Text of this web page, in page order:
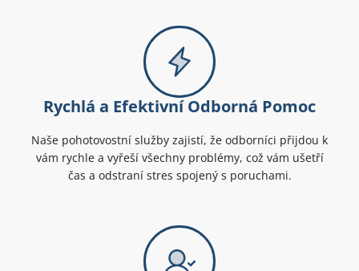
Rychlá a Efektivní Odborná Pomoc
Naše pohotovostní služby zajistí, že odborníci přijdou k
vám rychle a vyřeší všechny problémy, což vám ušetří
čas a odstraní stres spojený s poruchami.